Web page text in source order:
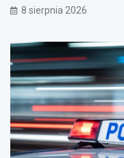
8 sierpnia 2026